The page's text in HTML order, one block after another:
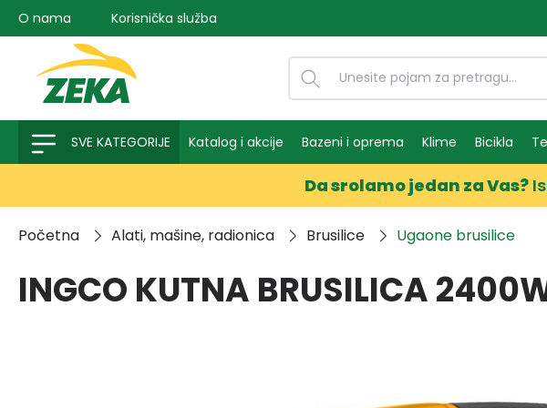
pretragu Preskoči na glavnu navigaciju
O nama Korisnička služba
SVE KATEGORIJE Katalog i akcije Bazeni i oprema Klime Bicikla
Da srolamo jedan za Vas?
Početna Alati, mašine, radionica Brusilice Ugaone brusilice
INGCO KUTNA BRUSILICA